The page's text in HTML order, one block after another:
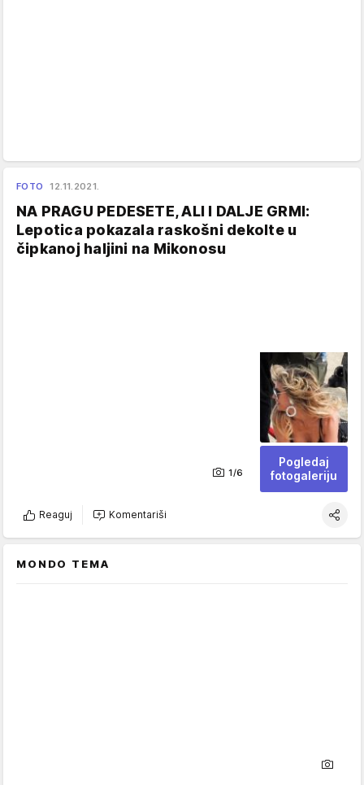
FOTO 12.11.2021.
NA PRAGU PEDESETE, ALI I DALJE GRMI:
Lepotica pokazala raskošni dekolte u
čipkanoj haljini na Mikonosu
1/6
Pogledaj
fotogaleriju
Reaguj Komentariši
MONDO TEMA